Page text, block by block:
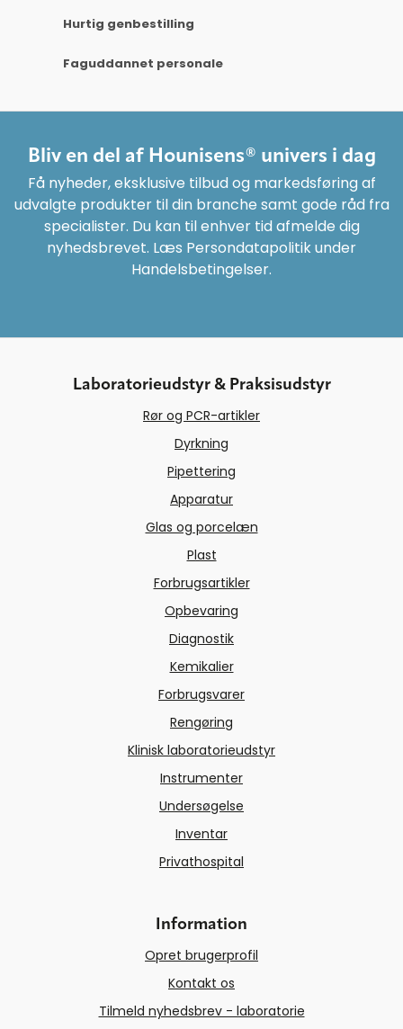
Hurtig genbestilling
Faguddannet personale
Bliv en del af Hounisens® univers i dag
Få nyheder, eksklusive tilbud og markedsføring af
udvalgte produkter til din branche samt gode råd fra
specialister. Du kan til enhver tid afmelde dig
nyhedsbrevet. Læs Persondatapolitik under
Handelsbetingelser.
Laboratorieudstyr & Praksisudstyr
Rør og PCR-artikler
Dyrkning
Pipettering
Apparatur
Glas og porcelæn
Plast
Forbrugsartikler
Opbevaring
Diagnostik
Kemikalier
Forbrugsvarer
Rengøring
Klinisk laboratorieudstyr
Instrumenter
Undersøgelse
Inventar
Privathospital
Information
Opret brugerprofil
Kontakt os
Tilmeld nyhedsbrev - laboratorie